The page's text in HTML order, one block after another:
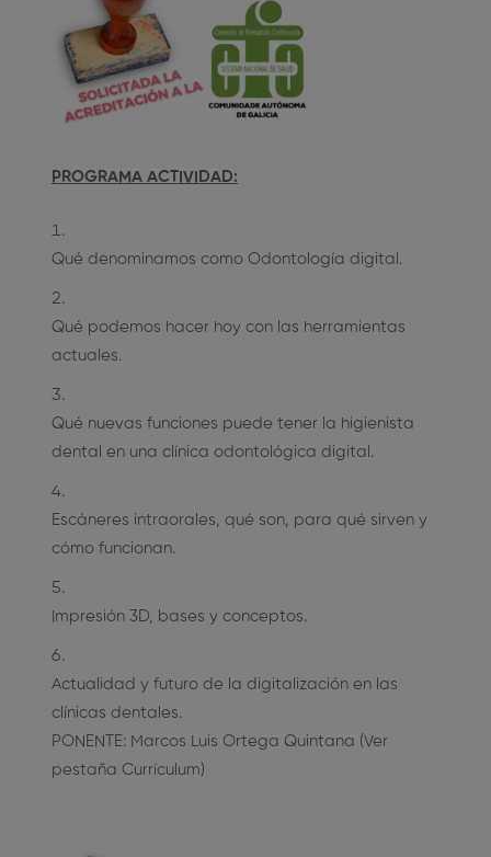
PROGRAMA ACTIVIDAD:
Qué denominamos como Odontología digital.
Qué podemos hacer hoy con las herramientas
actuales.
Qué nuevas funciones puede tener la higienista
dental en una clínica odontológica digital.
Escáneres intraorales, qué son, para qué sirven y
cómo funcionan.
Impresión 3D, bases y conceptos.
Actualidad y futuro de la digitalización en las
clínicas dentales.
PONENTE: Marcos Luis Ortega Quintana (Ver
pestaña Currículum)